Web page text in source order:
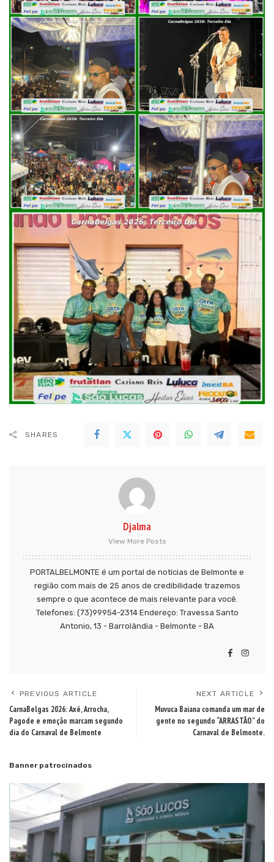
SHARES
Djalma
View More Posts
PORTALBELMONTE é um portal de notícias de Belmonte e
região com mais de 25 anos de credibilidade trazemos
sempre o que acontece de mais relevante para você.
Telefones: (73)99954-2314 Endereço: Travessa Santo
Antonio, 13 - Barrolândia - Belmonte - BA
PREVIOUS ARTICLE
CarnaBelgas 2026: Axé, Arrocha,
Pagode e emoção marcam segundo
dia do Carnaval de Belmonte
NEXT ARTICLE
Muvuca Baiana comanda um mar de
gente no segundo “ARRASTÃO” do
Carnaval de Belmonte.
Banner patrocinados